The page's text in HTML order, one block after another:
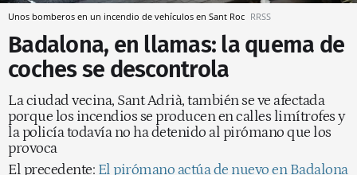
Unos bomberos en un incendio de vehículos en Sant Roc RRSS
Badalona, en llamas: la quema de
coches se descontrola
La ciudad vecina, Sant Adrià, también se ve afectada
porque los incendios se producen en calles limítrofes y
la policía todavía no ha detenido al pirómano que los
provoca
El precedente: El pirómano actúa de nuevo en Badalona